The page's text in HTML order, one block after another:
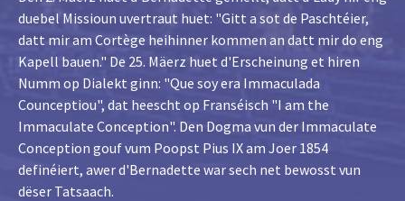
duebel Missioun uvertraut huet: "Gitt a sot de Paschtéier,
datt mir am Cortège heihinner kommen an datt mir do eng
Kapell bauen." De 25. Mäerz huet d'Erscheinung et hiren
Numm op Dialekt ginn: "Que soy era Immaculada
Counceptiou", dat heescht op Franséisch "I am the
Immaculate Conception". Den Dogma vun der Immaculate
Conception gouf vum Poopst Pius IX am Joer 1854
definéiert, awer d'Bernadette war sech net bewosst vun
dëser Tatsaach.